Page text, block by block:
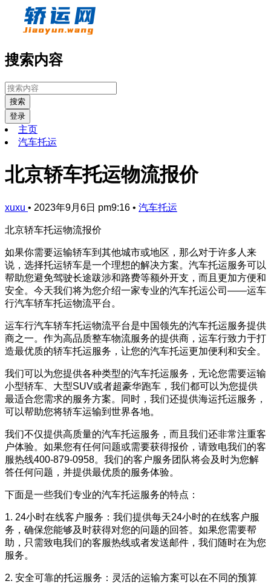
搜索内容
搜索
登录
主页
汽车托运
北京轿车托运物流报价
xuxu • 2023年9月6日 pm9:16 • 汽车托运
北京轿车托运物流报价
如果你需要运输轿车到其他城市或地区，那么对于许多人来
说，选择托运轿车是一个理想的解决方案。汽车托运服务可以
帮助您避免驾驶长途跋涉和路费等额外开支，而且更加方便和
安全。今天我们将为您介绍一家专业的汽车托运公司——运车
行汽车轿车托运物流平台。
运车行汽车轿车托运物流平台是中国领先的汽车托运服务提供
商之一。作为高品质整车物流服务的提供商，运车行致力于打
造最优质的轿车托运服务，让您的汽车托运更加便利和安全。
我们可以为您提供各种类型的汽车托运服务，无论您需要运输
小型轿车、大型SUV或者超豪华跑车，我们都可以为您提供
最适合您需求的服务方案。同时，我们还提供海运托运服务，
可以帮助您将轿车运输到世界各地。
我们不仅提供高质量的汽车托运服务，而且我们还非常注重客
户体验。如果您有任何问题或需要获得报价，请致电我们的客
服热线400-879-0958。我们的客户服务团队将会及时为您解
答任何问题，并提供最优质的服务体验。
下面是一些我们专业的汽车托运服务的特点：
1. 24小时在线客户服务：我们提供每天24小时的在线客户服
务，确保您能够及时获得对您的问题的回答。如果您需要帮
助，只需致电我们的客服热线或者发送邮件，我们随时在为您
服务。
2. 安全可靠的托运服务：灵活的运输方案可以在不同的预算